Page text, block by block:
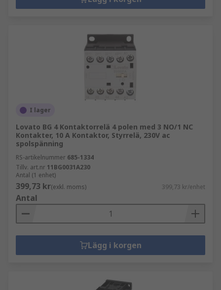
I lager
Lovato BG 4 Kontaktorrelä 4 polen med 3 NO/1 NC
Kontakter, 10 A Kontaktor, Styrrelä, 230V ac
spolspänning
RS-artikelnummer 685-1334
Tillv. art.nr 11BG0031A230
Antal (1 enhet)
399,73 kr(exkl. moms) 399,73 kr/enhet
Antal
Lägg i korgen